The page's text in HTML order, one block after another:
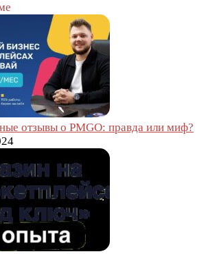
отзывы о PMGO: правда или миф?